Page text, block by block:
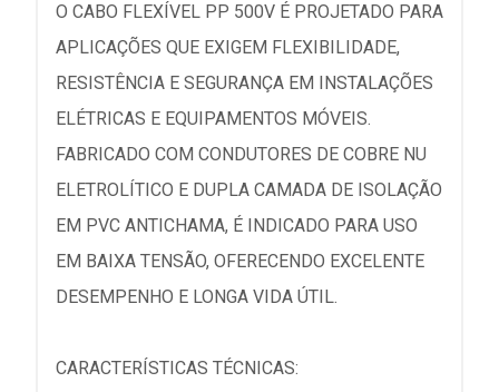
O CABO FLEXÍVEL PP 500V É PROJETADO PARA
APLICAÇÕES QUE EXIGEM FLEXIBILIDADE,
RESISTÊNCIA E SEGURANÇA EM INSTALAÇÕES
ELÉTRICAS E EQUIPAMENTOS MÓVEIS.
FABRICADO COM CONDUTORES DE COBRE NU
ELETROLÍTICO E DUPLA CAMADA DE ISOLAÇÃO
EM PVC ANTICHAMA, É INDICADO PARA USO
EM BAIXA TENSÃO, OFERECENDO EXCELENTE
DESEMPENHO E LONGA VIDA ÚTIL.
CARACTERÍSTICAS TÉCNICAS: